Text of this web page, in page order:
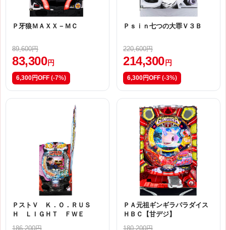
Ｐ牙狼ＭＡＸＸ－ＭＣ
89,600円
83,300 円
6,300円OFF (-7%)
Ｐｓｉｎ七つの大罪Ｖ３Ｂ
220,600円
214,300 円
6,300円OFF (-3%)
ＰストＶ Ｋ．Ｏ．ＲＵＳ
Ｈ ＬＩＧＨＴ ＦＷＥ
186,200円
ＰＡ元祖ギンギラパラダイス
ＨＢＣ【甘デジ】
180,200円